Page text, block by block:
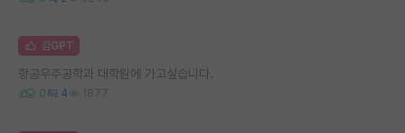
김GPT
항공우주공학과 대학원에 가고싶습니다.
0 4 1877